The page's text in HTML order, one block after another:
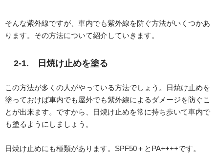
そんな紫外線ですが、車内でも紫外線を防ぐ方法がいくつかあ
ります。その方法について紹介していきます。
2-1. 日焼け止めを塗る
この方法が多くの人がやっている方法でしょう。日焼け止めを
塗っておけば車内でも屋外でも紫外線によるダメージを防ぐこ
とが出来ます。ですから、日焼け止めを常に持ち歩いて車内で
も塗るようにしましょう。
日焼け止めにも種類があります。SPF50＋とPA++++です。